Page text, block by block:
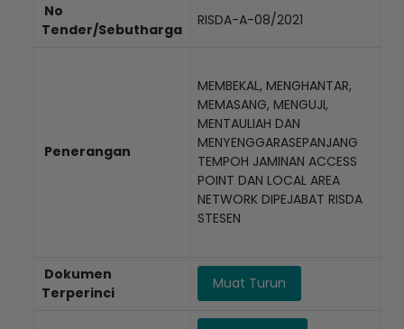
No
Tender/Sebutharga
RISDA-A-08/2021
Penerangan
MEMBEKAL, MENGHANTAR,
MEMASANG, MENGUJI,
MENTAULIAH DAN
MENYENGGARASEPANJANG
TEMPOH JAMINAN ACCESS
POINT DAN LOCAL AREA
NETWORK DIPEJABAT RISDA
STESEN
Dokumen
Terperinci
Muat Turun